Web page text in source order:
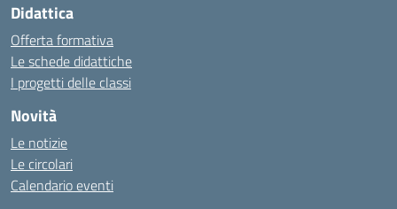
Didattica
Offerta formativa
Le schede didattiche
I progetti delle classi
Novità
Le notizie
Le circolari
Calendario eventi